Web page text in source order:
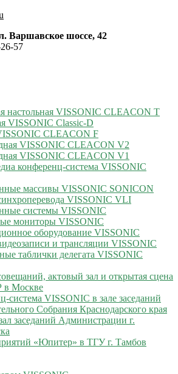
Варшавское шоссе, 42
57
настольная VISSONIC CLEACON T
VISSONIC Classic-D
CLEACON F
VISSONIC CLEACON V2
VISSONIC CLEACON V1
конференц-система VISSONIC
массивы VISSONIC SONICON
VISSONIC VLI
системы VISSONIC
мониторы VISSONIC
оборудование VISSONIC
и трансляции VISSONIC
таблички делегата VISSONIC
актовый зал и открытая сцена
в Москве
система VISSONIC в зале заседаний
Собрания Краснодарского края
заседаний Администрации г.
«Юпитер» в ТГУ г. Тамбов